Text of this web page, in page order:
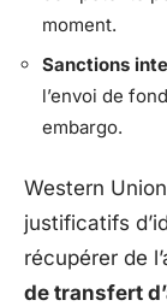
moment.
Sanctions
l’envoi de
embargo.
Western
justificatifs
récupérer de
de transfert